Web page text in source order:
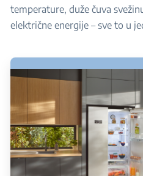
temperature, duže čuva
električne energije – sve to u